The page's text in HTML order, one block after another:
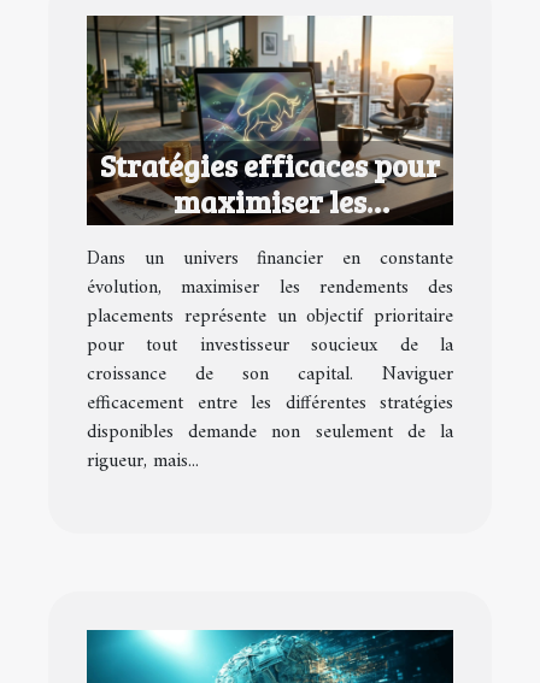
Stratégies efficaces pour
maximiser les
rendements des
placements financiers
Dans un univers financier en constante
évolution, maximiser les rendements des
placements représente un objectif prioritaire
pour tout investisseur soucieux de la
croissance de son capital. Naviguer
efficacement entre les différentes stratégies
disponibles demande non seulement de la
rigueur, mais...